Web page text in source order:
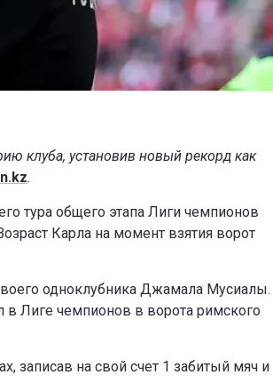
клуба, установив новый рекорд как
.
тура общего этапа Лиги чемпионов
Карла на момент взятия ворот
одноклубника Джамала Мусиалы.
в Лиге чемпионов в ворота римского
записав на свой счет 1 забитый мяч и